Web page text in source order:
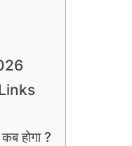
होगा ?